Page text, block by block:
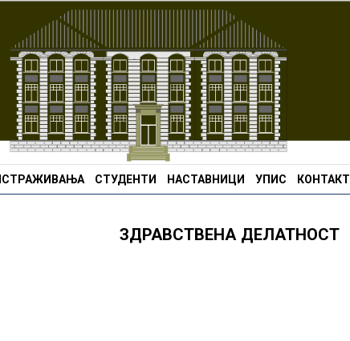
СТУДЕНТИ НАСТАВНИЦИ УПИС КОНТАКТ
ЗДРАВСТВЕНА ДЕЛАТНОСТ